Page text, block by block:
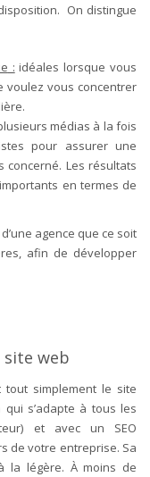
On distingue
: idéales lorsque vous
voulez vous concentrer
médias à la fois
pour assurer une
concerné. Les résultats
en termes de
agence que ce soit
afin de développer
site web
tout simplement le site
s’adapte à tous les
et avec un SEO
de votre entreprise. Sa
la légère. À moins de